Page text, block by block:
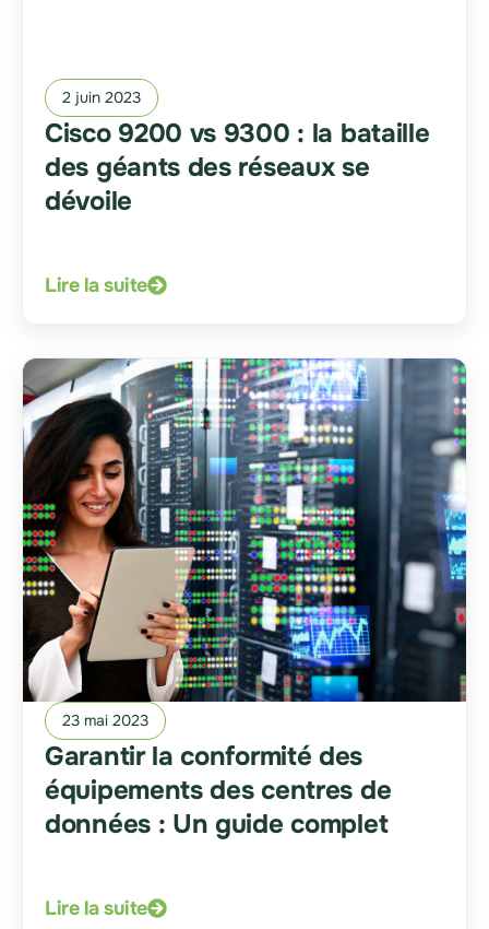
2 juin 2023
Cisco 9200 vs 9300 : la bataille
des géants des réseaux se
dévoile
Lire la suite
23 mai 2023
Garantir la conformité des
équipements des centres de
données : Un guide complet
Lire la suite